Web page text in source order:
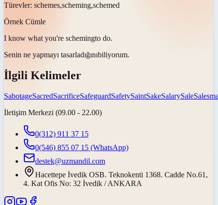
Türevler: schemes,scheming,schemed
Örnek Cümle
I know what you're schemingto do.
Senin ne yapmayı tasarladığınıbiliyorum.
İlgili Kelimeler
SabotageSacredSacrificeSafeguardSafetySaintSakeSalarySale
İletişim Merkezi (09.00 - 22.00)
0(312) 911 37 15
0(546) 855 07 15 (WhatsApp)
destek@uzmandil.com
Hacettepe İvedik OSB. Teknokenti 1368. Cadde No.61,
4. Kat Ofis No: 32 İvedik / ANKARA